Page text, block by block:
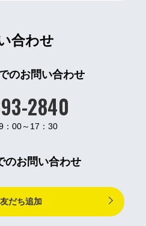
合わせ
のお問い合わせ
2840
：00～17：30
のお問い合わせ
だち追加